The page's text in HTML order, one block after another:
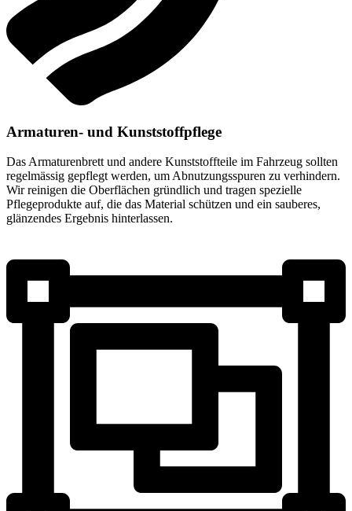
Armaturen- und Kunststoffpflege
Das Armaturenbrett und andere Kunststoffteile im Fahrzeug sollten
regelmässig gepflegt werden, um Abnutzungsspuren zu verhindern.
Wir reinigen die Oberflächen gründlich und tragen spezielle
Pflegeprodukte auf, die das Material schützen und ein sauberes,
glänzendes Ergebnis hinterlassen.